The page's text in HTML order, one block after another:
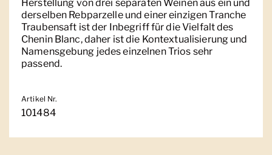
Herstellung von drei separaten Weinen aus ein und
derselben Rebparzelle und einer einzigen Tranche
Traubensaft ist der Inbegriff für die Vielfalt des
Chenin Blanc, daher ist die Kontextualisierung und
Namensgebung jedes einzelnen Trios sehr
passend.
Artikel Nr.
101484